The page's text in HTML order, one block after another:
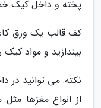
پخته و داخل کیک
کف قالب یک ورق
بیندازید و مواد کیک
نکته: می توانید در
از انواع مغزها